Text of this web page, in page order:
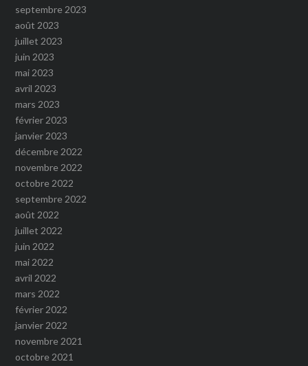
septembre 2023
août 2023
juillet 2023
juin 2023
mai 2023
avril 2023
mars 2023
février 2023
janvier 2023
décembre 2022
novembre 2022
octobre 2022
septembre 2022
août 2022
juillet 2022
juin 2022
mai 2022
avril 2022
mars 2022
février 2022
janvier 2022
novembre 2021
octobre 2021